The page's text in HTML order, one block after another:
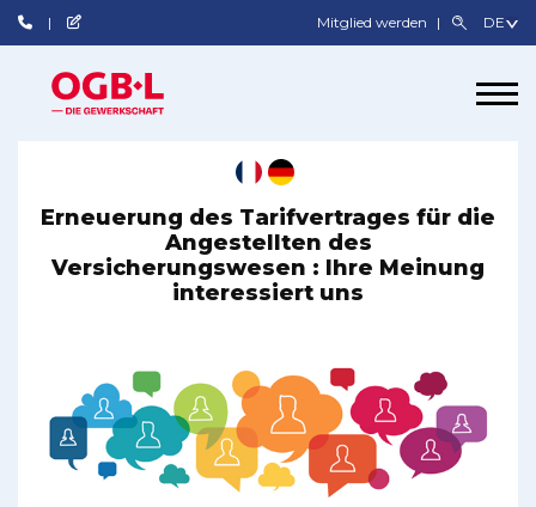
Mitglied werden
Erneuerung des Tarifvertrages für die
Angestellten des
Versicherungswesen : Ihre Meinung
interessiert uns